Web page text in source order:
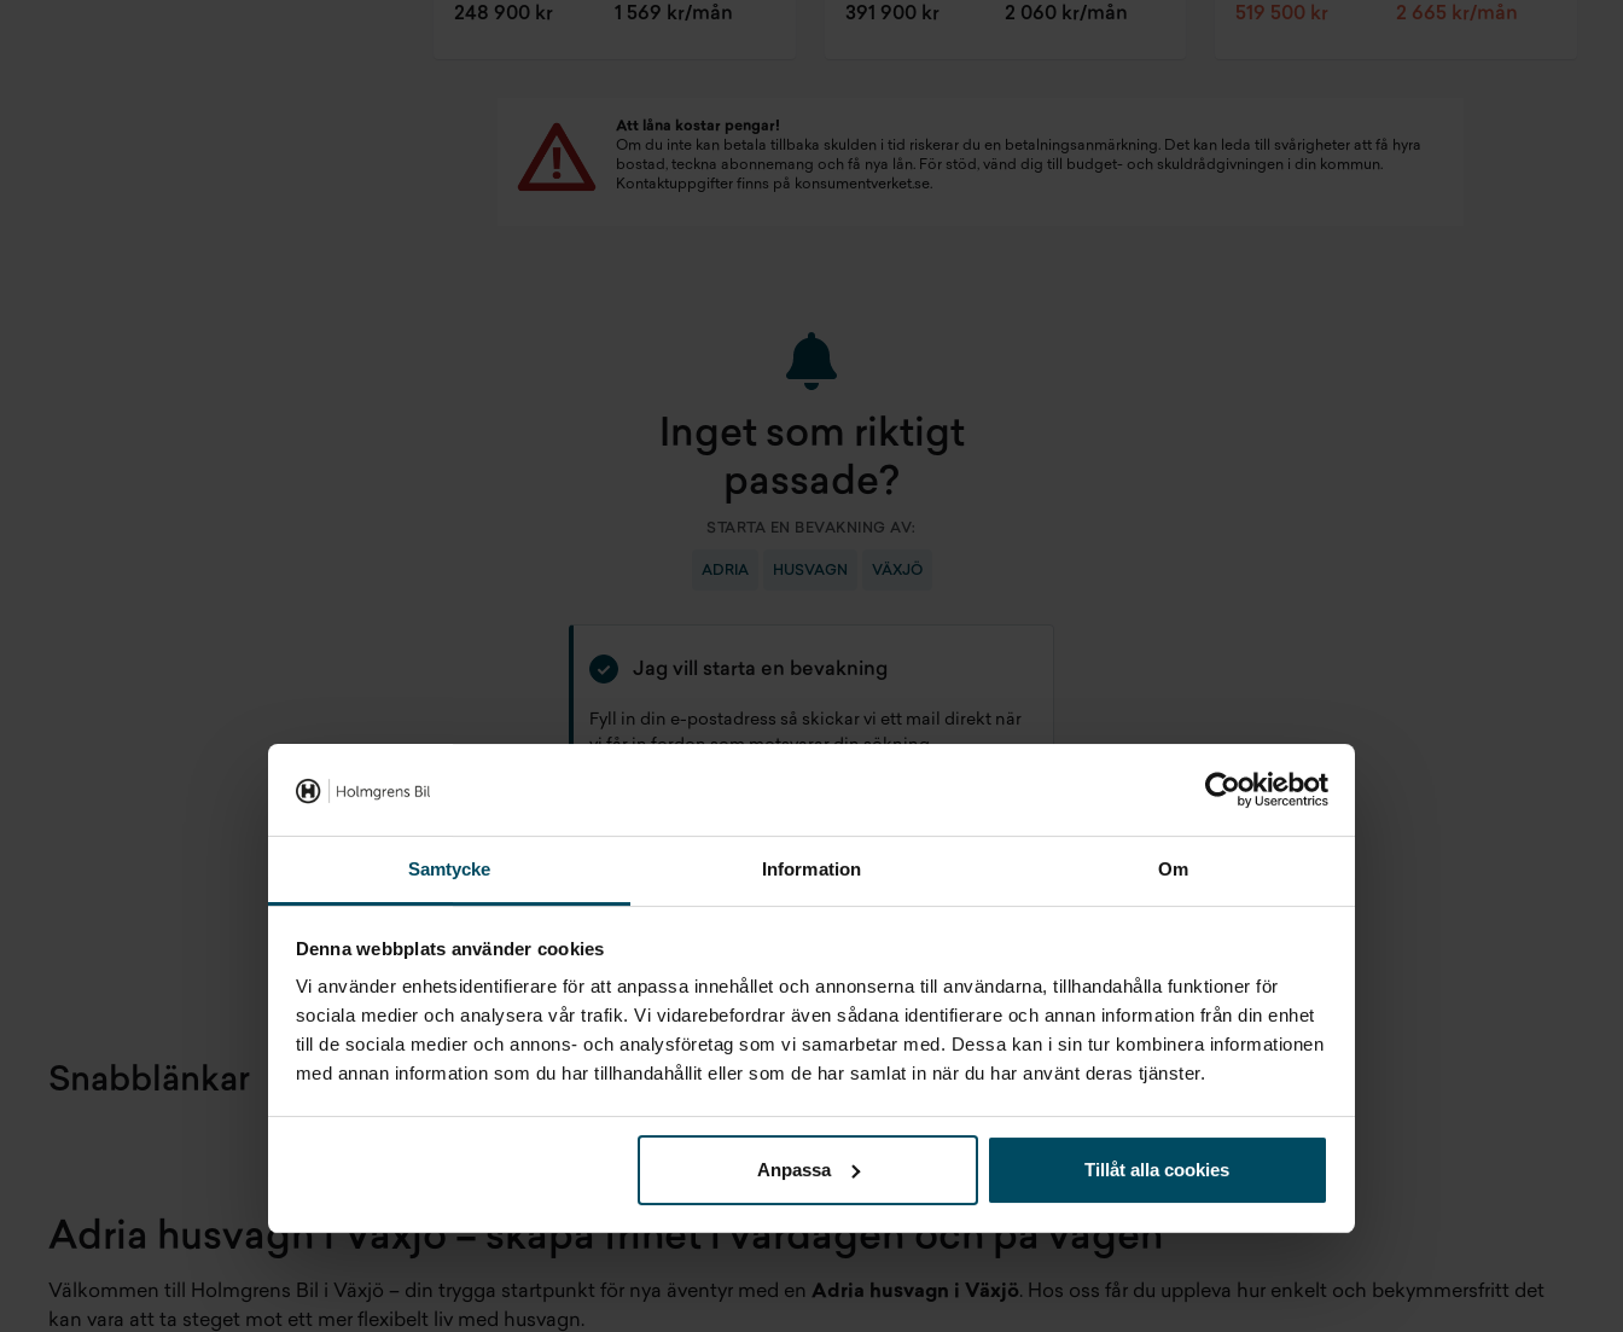
Samtycke Information Om
Denna webbplats använder cookies
Vi använder enhetsidentifierare för att anpassa innehållet och annonserna till användarna, tillhandahålla funktioner för
sociala medier och analysera vår trafik. Vi vidarebefordrar även sådana identifierare och annan information från din enhet
till de sociala medier och annons- och analysföretag som vi samarbetar med. Dessa kan i sin tur kombinera informationen
med annan information som du har tillhandahållit eller som de har samlat in när du har använt deras tjänster.
Anpassa Tillåt alla cookies
248 900 kr 1 569 kr/mån 391 900 kr 2 060 kr/mån 519 500 kr 2 665 kr/mån
Att låna kostar pengar!
Om du inte kan betala tillbaka skulden i tid riskerar du en betalningsanmärkning. Det kan leda till svårigheter att få hyra
bostad, teckna abonnemang och få nya lån. För stöd, vänd dig till budget- och skuldrådgivningen i din kommun.
Kontaktuppgifter finns på konsumentverket.se.
Inget som riktigt
passade?
STARTA EN BEVAKNING AV:
ADRIA HUSVAGN VÄXJÖ
Jag vill starta en bevakning
Fyll in din e-postadress så skickar vi ett mail direkt när
vi får in fordon som motsvarar din sökning.
Bevaka
Alla personuppgifter som skickas in till Holmgrens kommer att
(GDPR).
Snabblänkar
Adria husvagn i Växjö – skapa frihet i vardagen och på vägen
Välkommen till Holmgrens Bil i Växjö – din trygga startpunkt för nya äventyr med en Adria husvagn i Växjö. Hos oss får du uppleva hur enkelt och bekymmersfritt det
kan vara att ta steget mot ett mer flexibelt liv med husvagn.